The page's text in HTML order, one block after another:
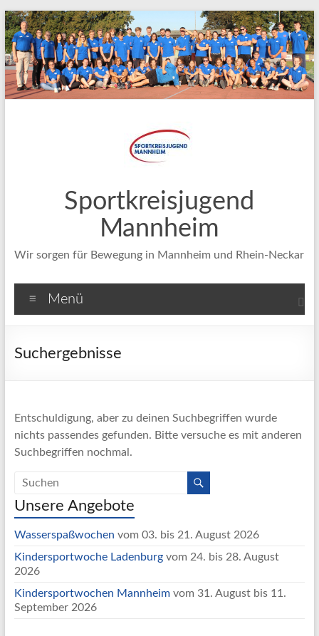
Zum
Inhalt
springen
Sportkreisjugend
Mannheim
Wir sorgen für Bewegung in Mannheim und Rhein-Neckar
Menü
Suchergebnisse
Entschuldigung, aber zu deinen Suchbegriffen wurde
nichts passendes gefunden. Bitte versuche es mit anderen
Suchbegriffen nochmal.
Unsere Angebote
Wasserspaßwochen vom 03. bis 21. August 2026
Kindersportwoche Ladenburgvom 24. bis 28. August
2026
Kindersportwochen Mannheim vom 31. August bis 11.
September 2026